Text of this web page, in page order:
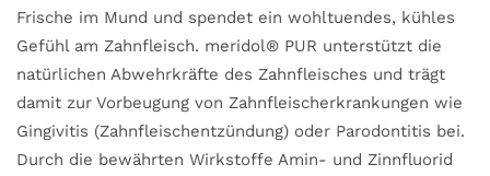
Frische im Mund und spendet ein wohltuendes, kühles
Gefühl am Zahnfleisch. meridol® PUR unterstützt die
natürlichen Abwehrkräfte des Zahnfleisches und trägt
damit zur Vorbeugung von Zahnfleischerkrankungen wie
Gingivitis (Zahnfleischentzündung) oder Parodontitis bei.
Durch die bewährten Wirkstoffe Amin- und Zinnfluorid